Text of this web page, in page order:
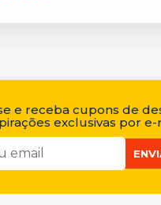
e receba cupons de
exclusivas por e-